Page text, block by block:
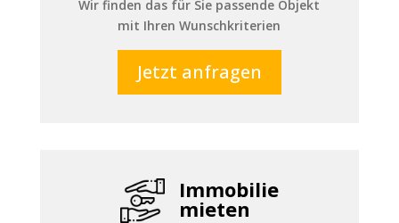
Wir finden das für Sie passende Objekt
mit Ihren Wunschkriterien
Jetzt anfragen
Immobilie
mieten